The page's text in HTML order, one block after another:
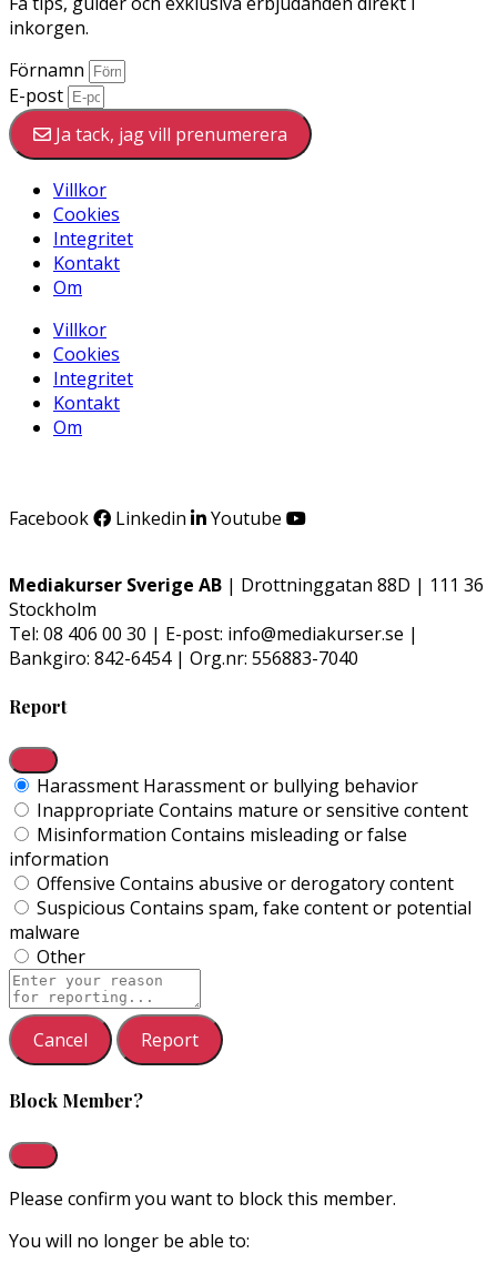
inkorgen.
Förnamn
E-post
Ja tack, jag vill prenumerera
Villkor
Cookies
Integritet
Kontakt
Om
Villkor
Cookies
Integritet
Kontakt
Om
Facebook Linkedin Youtube
Mediakurser Sverige AB | Drottninggatan 88D | 111 36
Stockholm
Tel: 08 406 00 30 | E-post: info@mediakurser.se |
Bankgiro: 842-6454 | Org.nr: 556883-7040
Report
Harassment Harassment or bullying behavior
Inappropriate Contains mature or sensitive content
Misinformation Contains misleading or false
information
Offensive Contains abusive or derogatory content
Suspicious Contains spam, fake content or potential
malware
Other
Report
note
Report
Block Member?
Please confirm you want to block this member.
You will no longer be able to: